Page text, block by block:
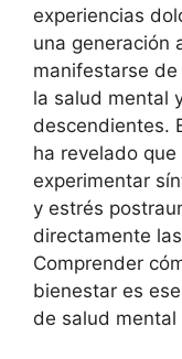
experiencias
una generación
manifestarse
la salud mental
descendientes.
ha revelado
experimentar
y estrés
directamente
Comprender
bienestar es
de salud